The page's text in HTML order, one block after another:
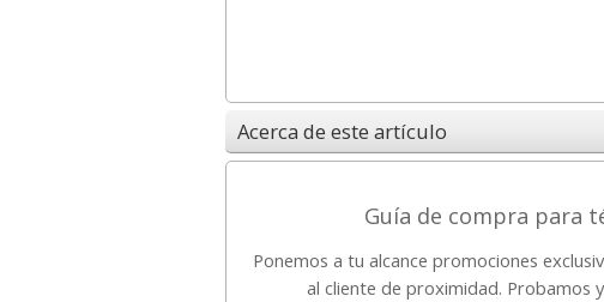
Acerca de este artículo
Guía de compra para
Ponemos a tu alcance promociones
al cliente de proximidad. Probamos